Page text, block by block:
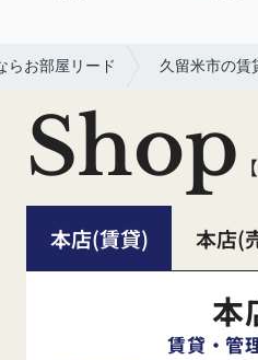
らお部屋リード 久留米市の賃
Shop
本店(賃貸) 本店(
本
賃貸・管